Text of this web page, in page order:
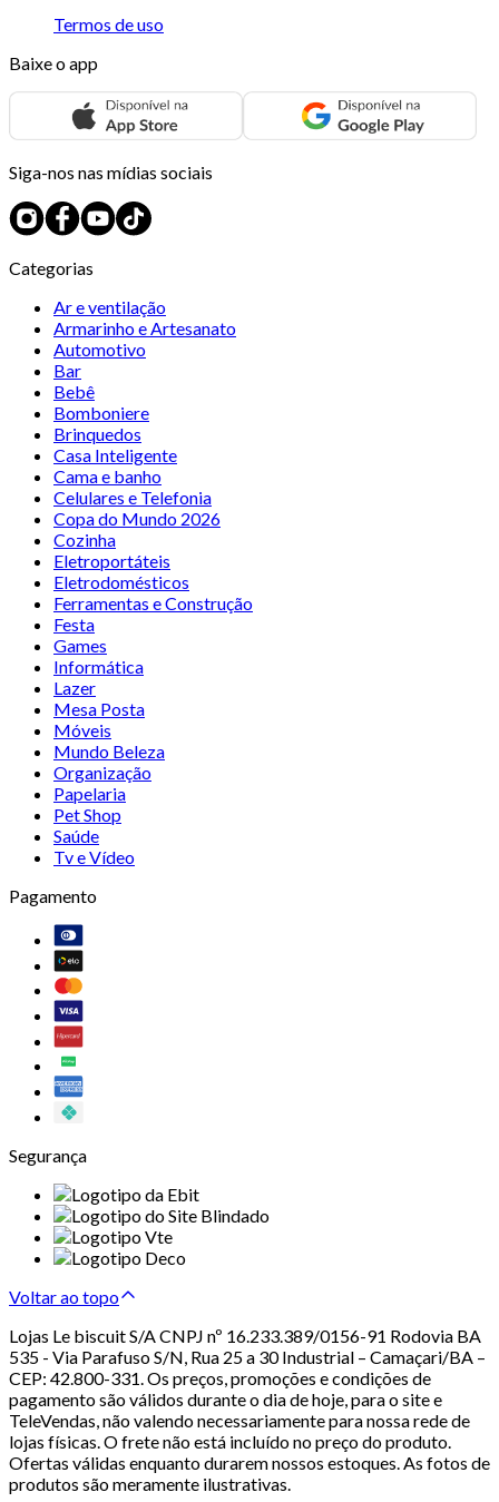
Termos de uso
Baixe o app
Siga-nos nas mídias sociais
Categorias
Ar e ventilação
Armarinho e Artesanato
Automotivo
Bar
Bebê
Bomboniere
Brinquedos
Casa Inteligente
Cama e banho
Celulares e Telefonia
Copa do Mundo 2026
Cozinha
Eletroportáteis
Eletrodomésticos
Ferramentas e Construção
Festa
Games
Informática
Lazer
Mesa Posta
Móveis
Mundo Beleza
Organização
Papelaria
Pet Shop
Saúde
Tv e Vídeo
Pagamento
Segurança
Voltar ao topo
Lojas Le biscuit S/A CNPJ nº 16.233.389/0156-91 Rodovia BA
535 - Via Parafuso S/N, Rua 25 a 30 Industrial – Camaçari/BA –
CEP: 42.800-331. Os preços, promoções e condições de
pagamento são válidos durante o dia de hoje, para o site e
TeleVendas, não valendo necessariamente para nossa rede de
lojas físicas. O frete não está incluído no preço do produto.
Ofertas válidas enquanto durarem nossos estoques. As fotos de
produtos são meramente ilustrativas.